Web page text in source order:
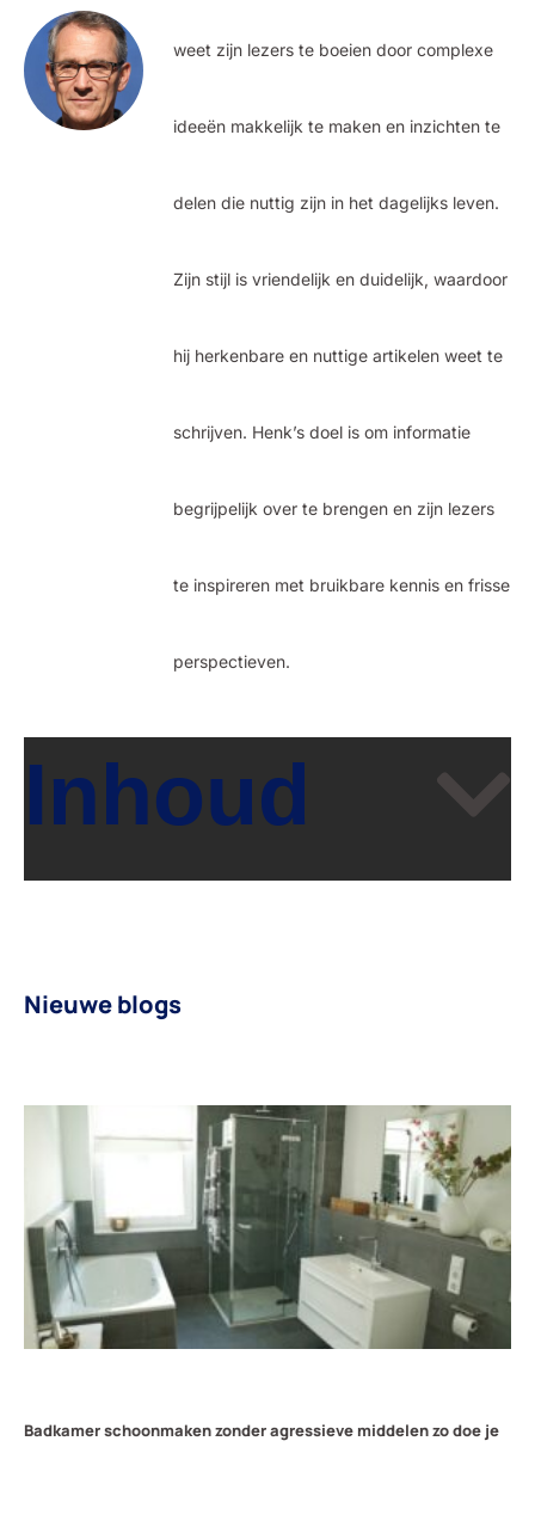
weet zijn lezers te boeien door complexe
ideeën makkelijk te maken en inzichten te
delen die nuttig zijn in het dagelijks leven.
Zijn stijl is vriendelijk en duidelijk, waardoor
hij herkenbare en nuttige artikelen weet te
schrijven. Henk’s doel is om informatie
begrijpelijk over te brengen en zijn lezers
te inspireren met bruikbare kennis en frisse
perspectieven.
Inhoud
Nieuwe blogs
Badkamer schoonmaken zonder agressieve middelen zo doe je